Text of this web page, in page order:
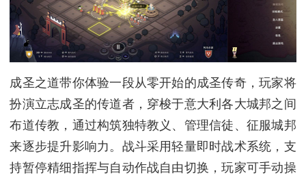
成圣之道带你体验一段从零开始的成圣传奇，玩家将
扮演立志成圣的传道者，穿梭于意大利各大城邦之间
布道传教，通过构筑独特教义、管理信徒、征服城邦
来逐步提升影响力。战斗采用轻量即时战术系统，支
持暂停精细指挥与自动作战自由切换，玩家可手动操